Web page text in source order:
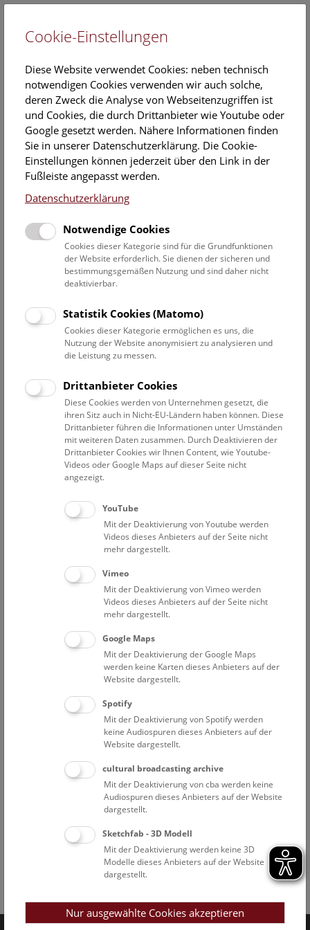
EN
Veranstaltungskalender
Informationen zu Gruppen,- Kindergarten- und
Schulprogrammen finden Siehier
Datumsfilter
4.10.2024
Datum auswählen
Erweiterte Suche
Filter zurücksetzen
4. Oktober 2024
Bisher keine Ergebnisse. Dienstags ist das NHM Wien
in der Regel geschlossen. Ausnahmen finden sie
Eine Nacht im Museum
Cookie-Einstellungen
Diese Website verwendet Cookies: neben technisch
notwendigen Cookies verwenden wir auch solche,
deren Zweck die Analyse von Webseitenzugriffen ist
und Cookies, die durch Drittanbieter wie Youtube oder
Google gesetzt werden. Nähere Informationen finden
Sie in unserer Datenschutzerklärung. Die Cookie-
Einstellungen können jederzeit über den Link in der
Fußleiste angepasst werden.
Datenschutzerklärung
Notwendige Cookies
Cookies dieser Kategorie sind für die Grundfunktionen
der Website erforderlich. Sie dienen der sicheren und
bestimmungsgemäßen Nutzung und sind daher nicht
deaktivierbar.
Statistik Cookies (Matomo)
Cookies dieser Kategorie ermöglichen es uns, die
Nutzung der Website anonymisiert zu analysieren und
die Leistung zu messen.
Drittanbieter Cookies
Diese Cookies werden von Unternehmen gesetzt, die
ihren Sitz auch in Nicht-EU-Ländern haben können. Diese
Drittanbieter führen die Informationen unter Umständen
mit weiteren Daten zusammen. Durch Deaktivieren der
Drittanbieter Cookies wir Ihnen Content, wie Youtube-
Videos oder Google Maps auf dieser Seite nicht
angezeigt.
YouTube
Mit der Deaktivierung von Youtube werden
Videos dieses Anbieters auf der Seite nicht
mehr dargestellt.
Vimeo
Mit der Deaktivierung von Vimeo werden
Videos dieses Anbieters auf der Seite nicht
mehr dargestellt.
Google Maps
Mit der Deaktivierung der Google Maps
werden keine Karten dieses Anbieters auf der
Website dargestellt.
Spotify
Mit der Deaktivierung von Spotify werden
keine Audiospuren dieses Anbieters auf der
Website dargestellt.
cultural broadcasting archive
Mit der Deaktivierung von cba werden keine
Audiospuren dieses Anbieters auf der Website
dargestellt.
Sketchfab - 3D Modell
Mit der Deaktivierung werden keine 3D
Modelle dieses Anbieters auf der Website
dargestellt.
Nur ausgewählte Cookies akzeptieren